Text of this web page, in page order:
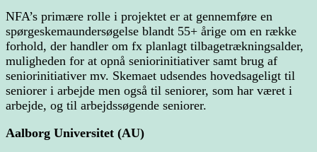
NFA’s primære rolle i projektet er at gennemføre en
spørgeskemaundersøgelse blandt 55+ årige om en række
forhold, der handler om fx planlagt tilbagetrækningsalder,
muligheden for at opnå seniorinitiativer samt brug af
seniorinitiativer mv. Skemaet udsendes hovedsageligt til
seniorer i arbejde men også til seniorer, som har været i
arbejde, og til arbejdssøgende seniorer.
Aalborg Universitet (AU)